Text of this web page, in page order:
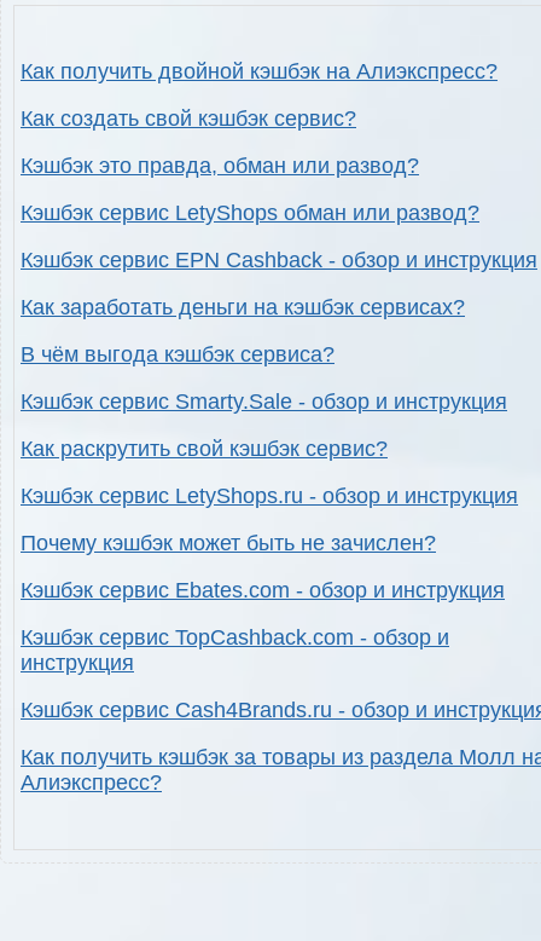
Как получить двойной кэшбэк на Алиэкспресс?
Как создать свой кэшбэк сервис?
Кэшбэк это правда, обман или развод?
Кэшбэк сервис LetyShops обман или развод?
Кэшбэк сервис EPN Cashback - обзор и инструкция
Как заработать деньги на кэшбэк сервисах?
В чём выгода кэшбэк сервиса?
Кэшбэк сервис Smarty.Sale - обзор и инструкция
Как раскрутить свой кэшбэк сервис?
Кэшбэк сервис LetyShops.ru - обзор и инструкция
Почему кэшбэк может быть не зачислен?
Кэшбэк сервис Ebates.com - обзор и инструкция
Кэшбэк сервис TopCashback.com - обзор и
инструкция
Кэшбэк сервис Cash4Brands.ru - обзор и
Как получить кэшбэк за товары из раздела Молл
Алиэкспресс?